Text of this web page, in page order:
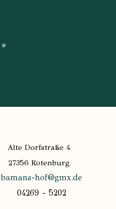
Alte Dorfstraße 4
27356 Rotenburg
bamans-hof@gmx.de
04269 - 5202